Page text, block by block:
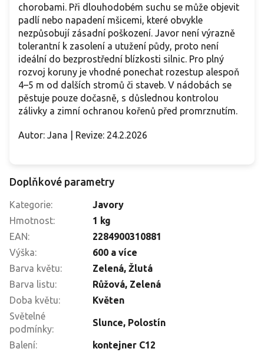
chorobami. Při dlouhodobém suchu se může objevit
padlí nebo napadení mšicemi, které obvykle
nezpůsobují zásadní poškození. Javor není výrazně
tolerantní k zasolení a utužení půdy, proto není
ideální do bezprostřední blízkosti silnic. Pro plný
rozvoj koruny je vhodné ponechat rozestup alespoň
4–5 m od dalších stromů či staveb. V nádobách se
pěstuje pouze dočasně, s důslednou kontrolou
zálivky a zimní ochranou kořenů před promrznutím.
Autor: Jana | Revize: 24.2.2026
Doplňkové parametry
Kategorie:
Javory
Hmotnost:
1 kg
EAN:
2284900310881
Výška:
600 a více
Barva květu: Zelená, Žlutá
Barva listu:
Růžová, Zelená
Doba květu:
Květen
Světelné
podmínky:
Slunce, Polostín
Balení:
kontejner C12